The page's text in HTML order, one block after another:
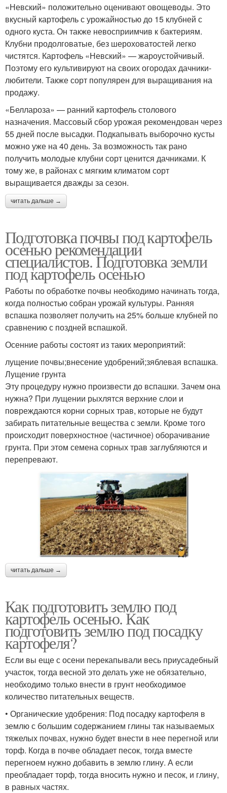
«Невский» положительно оценивают овощеводы. Это
вкусный картофель с урожайностью до 15 клубней с
одного куста. Он также невосприимчив к бактериям.
Клубни продолговатые, без шероховатостей легко
чистятся. Картофель «Невский» — жароустойчивый.
Поэтому его культивируют на своих огородах дачники-
любители. Также сорт популярен для выращивания на
продажу.
«Беллароза» — ранний картофель столового
назначения. Массовый сбор урожая рекомендован через
55 дней после высадки. Подкапывать выборочно кусты
можно уже на 40 день. За возможность так рано
получить молодые клубни сорт ценится дачниками. К
тому же, в районах с мягким климатом сорт
выращивается дважды за сезон.
читать дальше →
Подготовка почвы под картофель
осенью рекомендации
специалистов. Подготовка земли
под картофель осенью
Работы по обработке почвы необходимо начинать тогда,
когда полностью собран урожай культуры. Ранняя
вспашка позволяет получить на 25% больше клубней по
сравнению с поздней вспашкой.
Осенние работы состоят из таких мероприятий:
лущение почвы;внесение удобрений;зяблевая вспашка.
Лущение грунта
Эту процедуру нужно произвести до вспашки. Зачем она
нужна? При лущении рыхлятся верхние слои и
повреждаются корни сорных трав, которые не будут
забирать питательные вещества с земли. Кроме того
происходит поверхностное (частичное) оборачивание
грунта. При этом семена сорных трав заглубляются и
перепревают.
читать дальше →
Как подготовить землю под
картофель осенью. Как
подготовить землю под посадку
картофеля?
Если вы еще с осени перекапывали весь приусадебный
участок, тогда весной это делать уже не обязательно,
необходимо только внести в грунт необходимое
количество питательных веществ.
• Органические удобрения: Под посадку картофеля в
землю с большим содержанием глины так называемых
тяжелых почвах, нужно будет внести в нее перегной или
торф. Когда в почве обладает песок, тогда вместе
перегноем нужно добавить в землю глину. А если
преобладает торф, тогда вносить нужно и песок, и глину,
в равных частях.